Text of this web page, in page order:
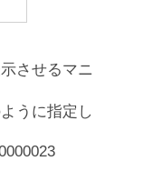
させるマニ
うに指定し